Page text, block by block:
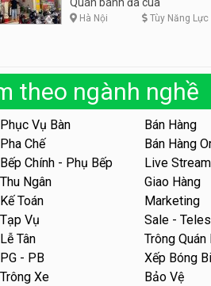
parttime
parttime
Húp Tea
Tuyển nhân
tiệm trà sữa
TRÀ SỮA
SONGKRAN
Tuyển nhân
hàng tiệm
Tiệm bánh
Quán bánh đa cua
Hà Nội Tùy Năng Lực
theo ngành nghề
Phục Vụ Bàn
Bán Hàng
Pha Chế
Bán Hàng
Bếp Chính - Phụ Bếp
Live
Thu Ngân
Giao Hàng
Kế Toán
Marketing
Tạp Vụ
Sale -
Lễ Tân
Trông Quán
PG - PB
Xếp Bóng
Trông Xe
Bảo Vệ